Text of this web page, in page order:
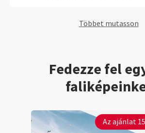
Többet mutasson
Fedezze fel
Az ajánlat